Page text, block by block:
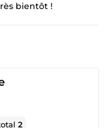
bientôt !
2